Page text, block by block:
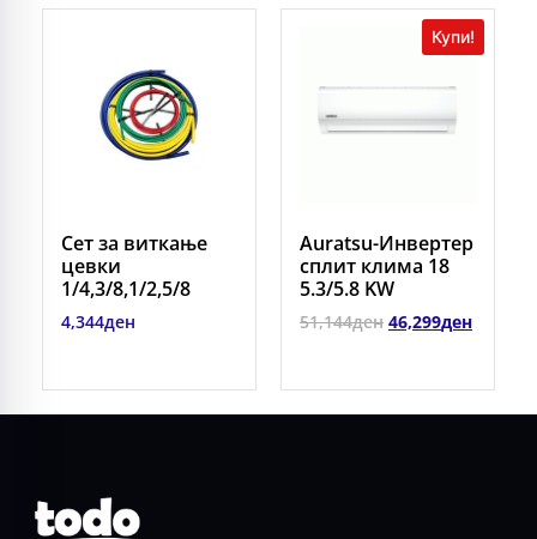
Сет за виткање
цевки
1/4,3/8,1/2,5/8
4,344ден
Купи!
Auratsu-Инвертер
сплит клима 18
5.3/5.8 KW
51,144ден 46,299ден